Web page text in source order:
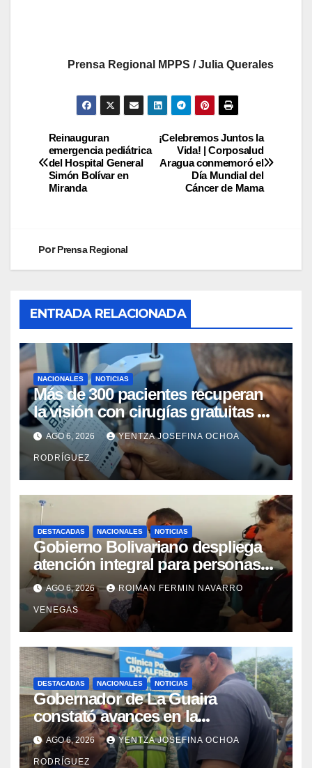
Prensa Regional MPPS / Julia Querales
¡Celebremos Juntos la
Vida! | Corposalud
Aragua conmemoró el
Día Mundial del
Cáncer de Mama
Reinauguran
emergencia pediátrica
del Hospital General
Simón Bolívar en
Miranda
PorPrensa Regional
ENTRADA RELACIONADA
NACIONALES NOTICIAS
Más de 300 pacientes recuperan
la visión con cirugías gratuitas de
cataratas en Zulia
AGO 6, 2026 YENTZA JOSEFINA OCHOA
RODRÍGUEZ
DESTACADAS NACIONALES NOTICIAS
Gobierno Bolivariano despliega
atención integral para personas
con discapacidad en
campamentos de La Guaira
AGO 6, 2026 ROIMAN FERMIN NAVARRO
VENEGAS
DESTACADAS NACIONALES NOTICIAS
Gobernador de La Guaira
constató avances en la
rehabilitación del Hospitalito de
Catia la Mar
AGO 6, 2026 YENTZA JOSEFINA OCHOA
RODRÍGUEZ